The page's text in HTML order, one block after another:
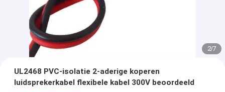
2/7
UL2468 PVC-isolatie 2-aderige koperen
luidsprekerkabel flexibele kabel 300V beoordeeld